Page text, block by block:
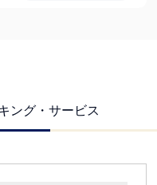
ング・サービス